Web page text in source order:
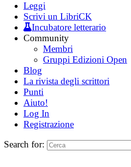
Leggi
Scrivi un LibriCK
Incubatore letterario
Community
Membri
Gruppi Edizioni Open
Blog
La rivista degli scrittori
Punti
Aiuto!
Log In
Registrazione
Search for: